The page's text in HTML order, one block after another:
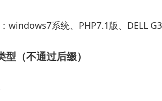
windows7系统、PHP7.1版、DELL
（不通过后缀）